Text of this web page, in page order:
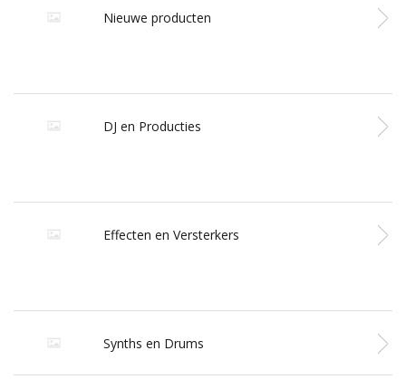
Nieuwe producten
DJ en Producties
Effecten en Versterkers
Synths en Drums